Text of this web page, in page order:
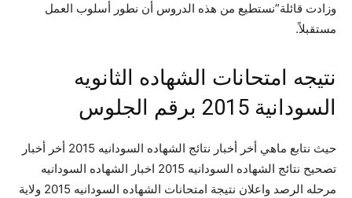
وزادت قائلة”نستطيع من هذه الدروس أن نطور أسلوب العمل
مستقبلاً.
نتيجه امتحانات الشهاده الثانويه
السودانية 2015 برقم الجلوس
حيث نتابع ماهي أخر أخبار نتائج الشهاده السودانيه 2015 أخر أخبار
تصحيح نتائج الشهاده السودانيه 2015 اخبار الشهاده السودانيه
مرحله الرصد واعلان نتيجة امتحانات الشهاده السودانيه 2015 ولاية